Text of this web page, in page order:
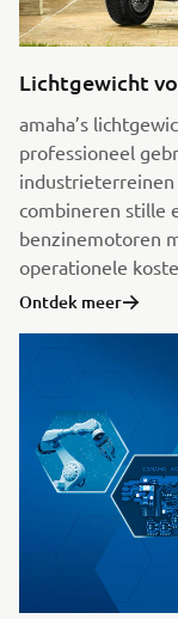
Lichtgewicht
amaha’s
professioneel
industrieterreinen
combineren stille
benzinemotoren
operationele
Ontdek meer